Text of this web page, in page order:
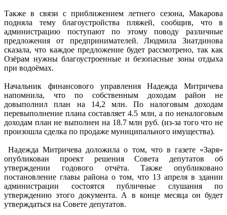
Также в связи с приближением летнего сезона, Макарова
подняла тему благоустройства пляжей, сообщив, что в
администрацию поступают по этому поводу различные
предложения от предпринимателей. Людмила Зиатдинова
сказала, что каждое предложение будет рассмотрено, так как
Озёрам нужны благоустроенные и безопасные зоны отдыха
при водоёмах.
Начальник финансового управления Надежда Митричева
напомнила, что по собственным доходам район не
довыполнил план на 14,2 млн. По налоговым доходам
перевыполнение плана составляет 4.5 млн, а по неналоговым
доходам план не выполнен на 18.7 млн руб. (из-за того что не
произошла сделка по продаже муниципального имущества).
Надежда Митричева доложила о том, что в газете «Заря»
опубликован проект решения Совета депутатов об
утверждении годового отчёта. Также опубликовано
постановление главы района о том, что 13 апреля в здании
администрации состоятся публичные слушания по
утверждению этого документа. А в конце месяца он будет
утверждаться на Совете депутатов.